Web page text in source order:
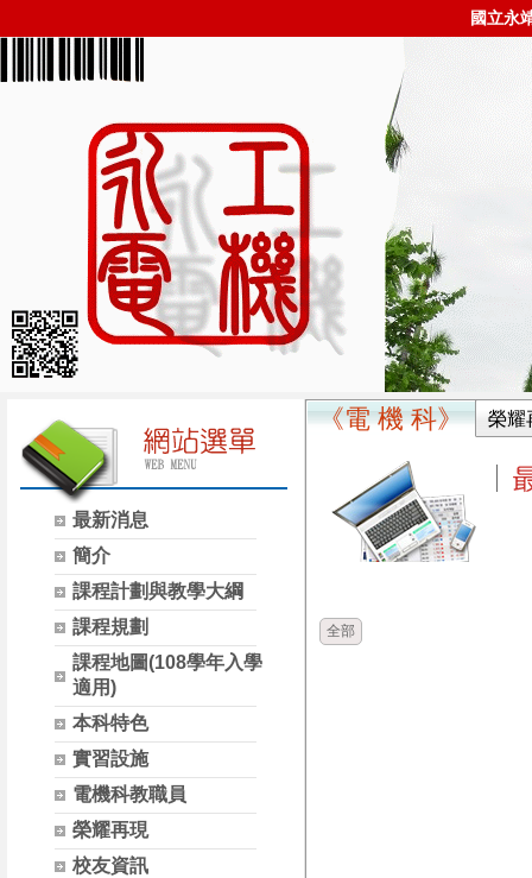
國立永
最新消息
簡介
課程計劃與教學大綱
課程規劃
課程地圖(108學年入學
適用)
本科特色
實習設施
電機科教職員
榮耀再現
校友資訊
《電 機 科》 榮耀
全部